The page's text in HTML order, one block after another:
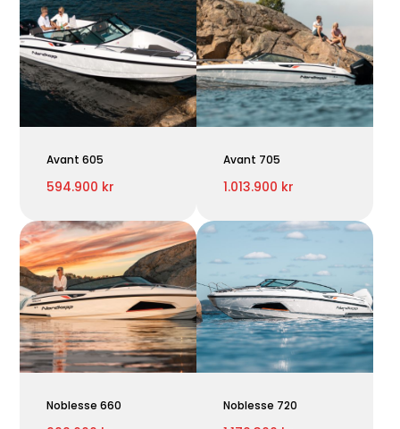
Avant 605
594.900 kr
Avant 705
1.013.900 kr
Noblesse 660 Noblesse 720